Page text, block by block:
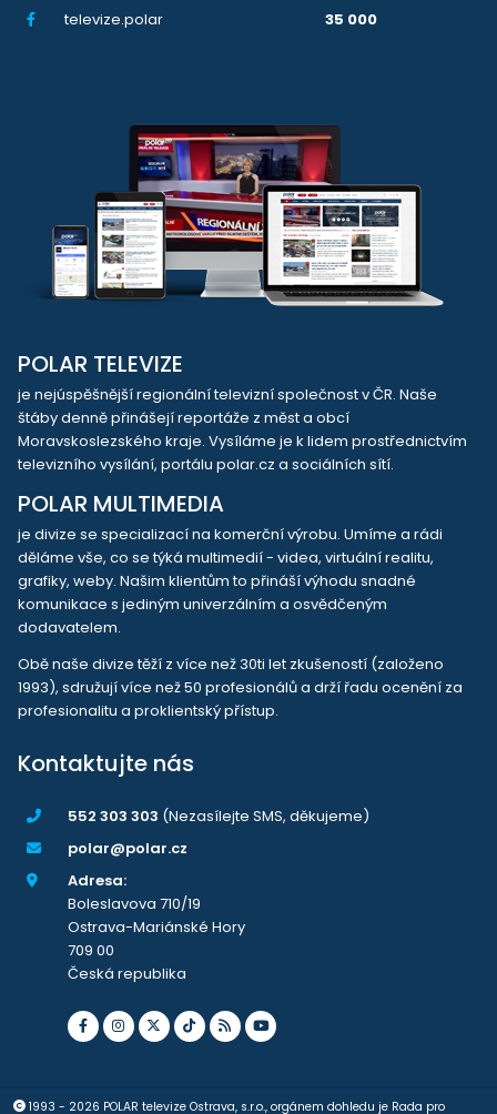
televize.polar
35 000
POLAR TELEVIZE
je nejúspěšnější regionální televizní společnost v ČR. Naše
štáby denně přinášejí reportáže z měst a obcí
Moravskoslezského kraje. Vysíláme je k lidem prostřednictvím
televizního vysílání, portálu polar.cz a sociálních sítí.
POLAR MULTIMEDIA
je divize se specializací na komerční výrobu. Umíme a rádi
děláme vše, co se týká multimedií - videa, virtuální realitu,
grafiky, weby. Našim klientům to přináší výhodu snadné
komunikace s jediným univerzálním a osvědčeným
dodavatelem.
Obě naše divize těží z více než 30ti let zkušeností (založeno
1993), sdružují více než 50 profesionálů a drží řadu ocenění za
profesionalitu a proklientský přístup.
Kontaktujte nás
552 303 303 (Nezasílejte SMS, děkujeme)
polar@polar.cz
Adresa:
Boleslavova 710/19
Ostrava-Mariánské Hory
709 00
Česká republika
1993 - 2026 POLAR televize Ostrava, s.r.o., orgánem dohledu je Rada pro